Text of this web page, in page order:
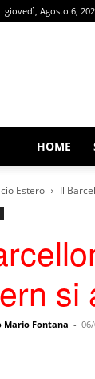
giovedì, Agosto 6,
HOME
Estero Il
si
Mario Fontana -